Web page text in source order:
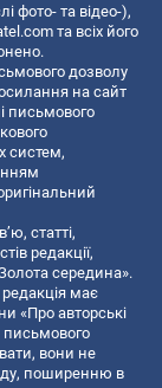
фото- та відео-),
та всіх його
дозволу
на сайт
письмового
систем,
статті,
редакції,
середина».
редакція має
«Про авторські
письмового
вони не
поширенню в